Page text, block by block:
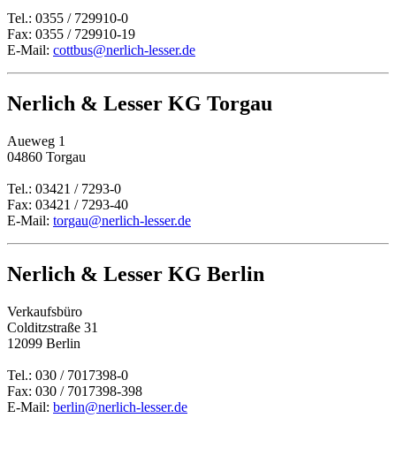
Tel.: 0355 / 729910-0
Fax: 0355 / 729910-19
E-Mail: cottbus@nerlich-lesser.de
Nerlich & Lesser KG Torgau
Aueweg 1
04860 Torgau
Tel.: 03421 / 7293-0
Fax: 03421 / 7293-40
E-Mail: torgau@nerlich-lesser.de
Nerlich & Lesser KG Berlin
Verkaufsbüro
Colditzstraße 31
12099 Berlin
Tel.: 030 / 7017398-0
Fax: 030 / 7017398-398
E-Mail: berlin@nerlich-lesser.de